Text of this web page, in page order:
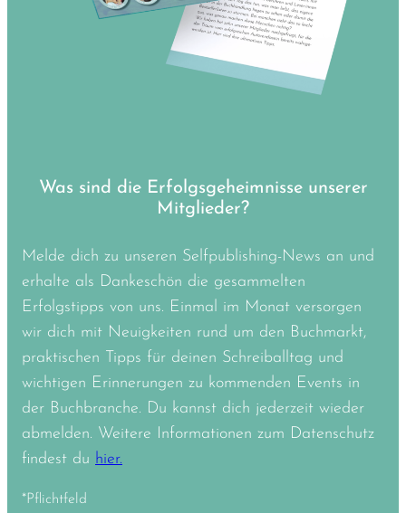
Was sind die Erfolgsgeheimnisse unserer
Mitglieder?
Melde dich zu unseren Selfpublishing-News an und
erhalte als Dankeschön die gesammelten
Erfolgstipps von uns. Einmal im Monat versorgen
wir dich mit Neuigkeiten rund um den Buchmarkt,
praktischen Tipps für deinen Schreiballtag und
wichtigen Erinnerungen zu kommenden Events in
der Buchbranche. Du kannst dich jederzeit wieder
abmelden. Weitere Informationen zum Datenschutz
findest du hier.
*Pflichtfeld